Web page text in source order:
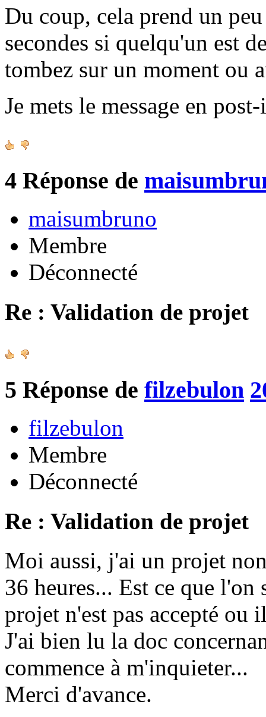
Du coup, cela prend un
secondes si quelqu'un est
tombez sur un moment ou
Je mets le message en
4 Réponse de
maisumbruno
Membre
Déconnecté
Re : Validation de projet
5 Réponse de filzebulon
filzebulon
Membre
Déconnecté
Re : Validation de projet
Moi aussi, j'ai un projet
36 heures... Est ce que l'on
projet n'est pas accepté ou
J'ai bien lu la doc
commence à m'inquieter...
Merci d'avance.